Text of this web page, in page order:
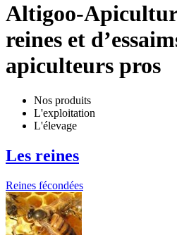
Altigoo-
reines et
apiculteurs pros
Nos produits
L'exploitation
L'élevage
Les reines
Reines fécondées